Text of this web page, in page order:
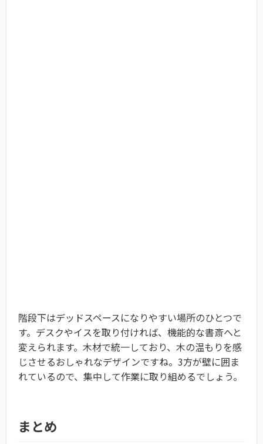
階段下はデッドスペースになりやすい場所のひとつで
す。デスクやイスを取り付ければ、機能的な書斎へと
変えられます。木材で統一しており、木の温もりを感
じさせるおしゃれなデザインですね。3方が壁に囲ま
れているので、集中して作業に取り組めるでしょう。
まとめ